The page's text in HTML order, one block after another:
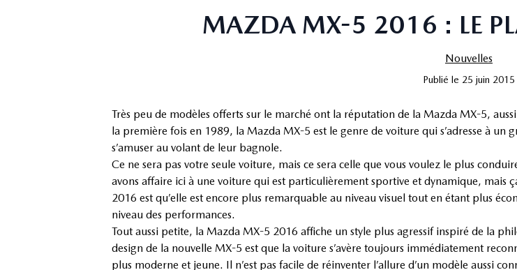
MAZDA MX-5 2016 : LE
Nouvelles
Publié le 25 juin 2015
Très peu de modèles offerts sur le marché ont la réputation de la Mazda MX-5,
la première fois en 1989, la Mazda MX-5 est le genre de voiture qui s’adresse à un
s’amuser au volant de leur bagnole.
Ce ne sera pas votre seule voiture, mais ce sera celle que vous voulez le plus
avons affaire ici à une voiture qui est particulièrement sportive et dynamique, mais
2016 est qu’elle est encore plus remarquable au niveau visuel tout en étant plus
niveau des performances.
Tout aussi petite, la Mazda MX-5 2016 affiche un style plus agressif inspiré de la
design de la nouvelle MX-5 est que la voiture s’avère toujours immédiatement
plus moderne et jeune. Il n’est pas facile de réinventer l’allure d’un modèle aussi